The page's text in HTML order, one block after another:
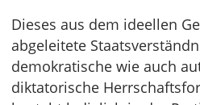
Dieses aus dem ideellen
abgeleitete
demokratische wie auch
diktatorische